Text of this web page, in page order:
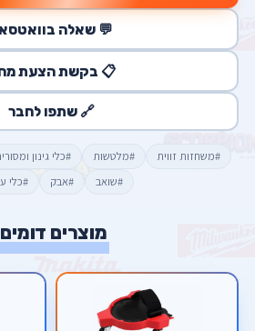
💬 שאלה
📋 בקשת הצעת
🔗 שתפו לחבר
#משחזות זווית #מלטשות #כלי גינון
#שואב
#אבק #כלי
מוצרים דומים